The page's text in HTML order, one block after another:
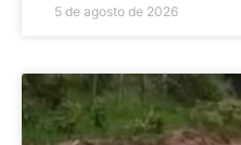
5 de agosto de 2026